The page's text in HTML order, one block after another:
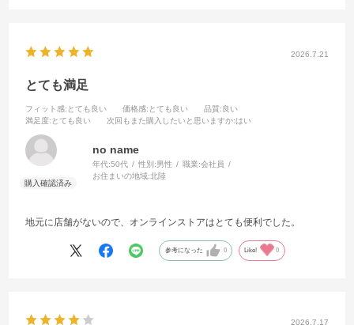
2026.7.21
とても満足
フィット感:とても良い 価格感:とても良い 品質:良い
満足度:とても良い 次回もまた購入したいと思いますか:はい
no name
年代:50代 性別:男性 職業:会社員
お住まいの地域:北陸
地元に店舗がないので、オンラインストアはとても便利でした。
参考になった 0 Like! 0
2026.7.17